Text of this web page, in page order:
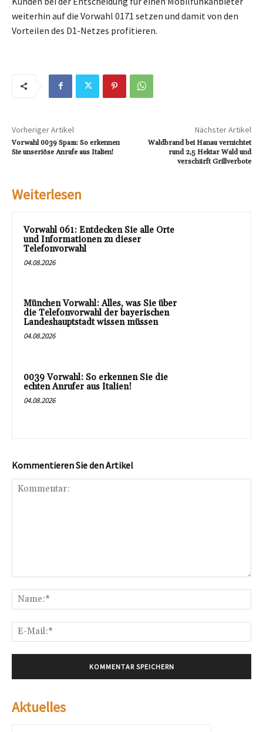
weiterhin auf die Vorwahl 0171 setzen und damit von den
Vorteilen des D1-Netzes profitieren.
Vorheriger Artikel
Vorwahl 0039 Spam: So erkennen
Sie unseriöse Anrufe aus Italien!
Nächster Artikel
Waldbrand bei Hanau vernichtet
rund 2,5 Hektar Wald und
verschärft Grillverbote
Weiterlesen
Vorwahl 061: Entdecken Sie alle Orte
und Informationen zu dieser
Telefonvorwahl
04.08.2026
München Vorwahl: Alles, was Sie über
die Telefonvorwahl der bayerischen
Landeshauptstadt wissen müssen
04.08.2026
0039 Vorwahl: So erkennen Sie die
echten Anrufer aus Italien!
04.08.2026
Kommentieren Sie den Artikel
Aktuelles